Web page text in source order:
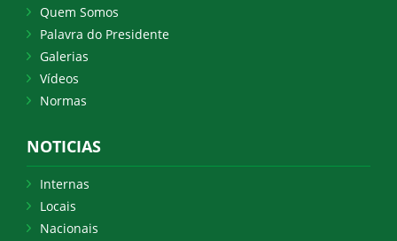
Quem Somos
Palavra do Presidente
Galerias
Vídeos
Normas
NOTICIAS
Internas
Locais
Nacionais